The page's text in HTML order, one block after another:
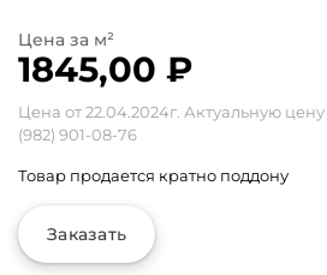
1845,00 ₽
Цена от 22.04.2024г. Актуальную
(982) 901-08-76
Товар продается кратно поддону
Заказать